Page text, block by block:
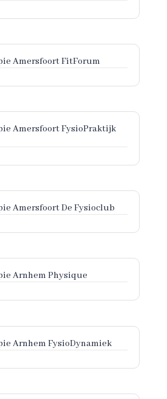
Amersfoort FitForum
Amersfoort FysioPraktijk
Amersfoort De Fysioclub
Arnhem Physique
Arnhem FysioDynamiek